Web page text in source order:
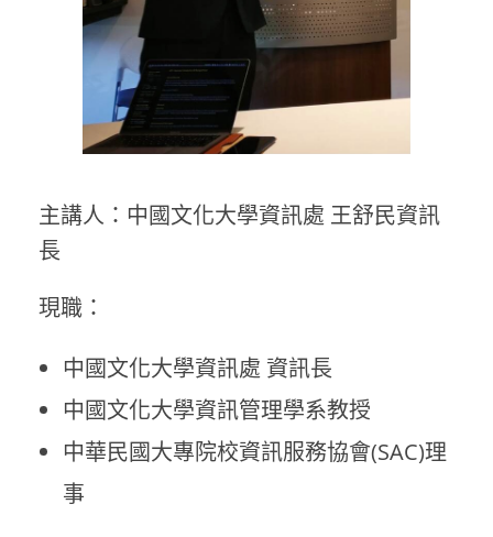
主講人：中國文化大學資訊處 王舒民資訊
長
現職：
中國文化大學資訊處 資訊長
中國文化大學資訊管理學系教授
中華民國大專院校資訊服務協會(SAC)理
事